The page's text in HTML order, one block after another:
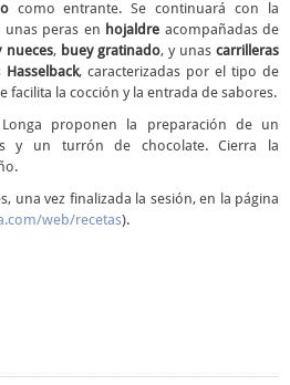
como entrante. Se continuará con la
unas peras en hojaldre acompañadas de
nueces, buey gratinado, y unascarrilleras
Hasselback, caracterizadas por el tipo de
facilita la cocción y la entrada de sabores.
proponen la preparación de un
y un turrón de chocolate. Cierra la
una vez finalizada la sesión, en la página
web/recetas).